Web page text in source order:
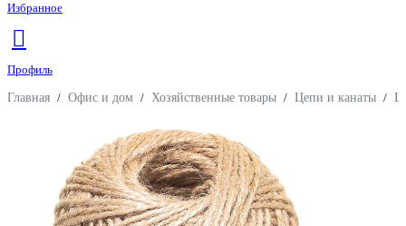
Избранное
Профиль
Главная / Офис и дом / Хозяйственные товары / Цепи и канаты /